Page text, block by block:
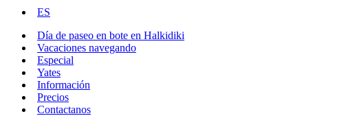
ES
Día de paseo en bote en Halkidiki
Vacaciones navegando
Especial
Yates
Información
Precios
Contactanos